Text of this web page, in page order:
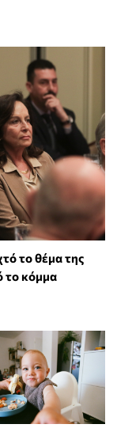
το θέμα της
το κόμμα